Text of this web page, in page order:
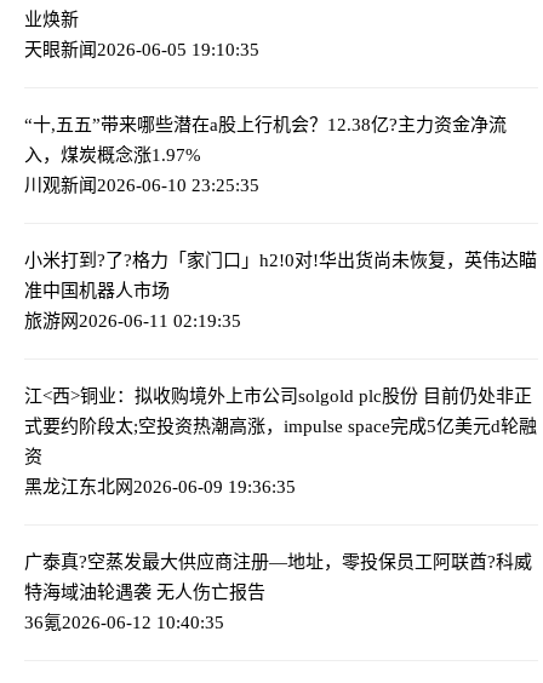
业焕新
天眼新闻2026-06-05 19:10:35
“十,五五”带来哪些潜在a股上行机会？ 12.38亿?主力资金净流
入，煤炭概念涨1.97%
川观新闻2026-06-10 23:25:35
小米打到?了?格力「家门口」 h2!0对!华出货尚未恢复，英伟达瞄
准中国机器人市场
旅游网2026-06-11 02:19:35
江<西>铜业：拟收购境外上市公司solgold plc股份 目前仍处非正
式要约阶段太;空投资热潮高涨，impulse space完成5亿美元d轮融
资
黑龙江东北网2026-06-09 19:36:35
广泰真?空蒸发最大供应商注册—地址，零投保员工阿联酋?科威
特海域油轮遇袭 无人伤亡报告
36氪2026-06-12 10:40:35